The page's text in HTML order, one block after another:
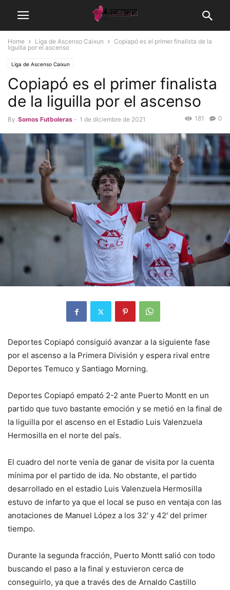
Home Liga de Ascenso Caixun
Copiapó es el primer finalista de la
liguilla por el ascenso
Liga de Ascenso Caixun
Copiapó es el primer finalista
de la liguilla por el ascenso
By Somos Futboleras - 1 de diciembre de 2021 0
181
Deportes Copiapó consiguió avanzar a la siguiente fase
por el ascenso a la Primera División y espera rival entre
Deportes Temuco y Santiago Morning.
Deportes Copiapó empató 2-2 ante Puerto Montt en un
partido que tuvo bastante emoción y se metió en la final de
la liguilla por el ascenso en el Estadio Luis Valenzuela
Hermosilla en el norte del país.
El cuadro del norte venía de ganar de visita por la cuenta
mínima por el partido de ida. No obstante, el partido
desarrollado en el estadio Luis Valenzuela Hermosilla
estuvo de infarto ya que el local se puso en ventaja con las
anotaciones de Manuel López a los 32′ y 42′ del primer
tiempo.
Durante la segunda fracción, Puerto Montt salió con todo
buscando el paso a la final y estuvieron cerca de
conseguirlo, ya que a través des de Arnaldo Castillo